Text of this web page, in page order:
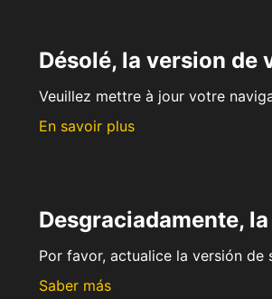
Désolé, la version de
Veuillez mettre à jour votre
En savoir plus
Desgraciadamente,
Por favor, actualice la versión
Saber más